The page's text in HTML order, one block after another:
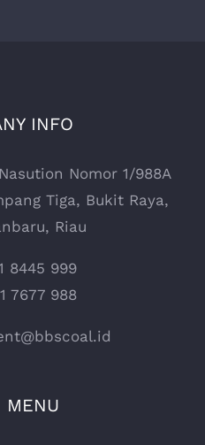
INFO
Nomor 1/988A
Tiga, Bukit Raya,
Riau
8445 999
7677 988
MENU